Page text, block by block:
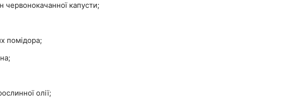
червонокачанної капусти;
помідора;
олії;